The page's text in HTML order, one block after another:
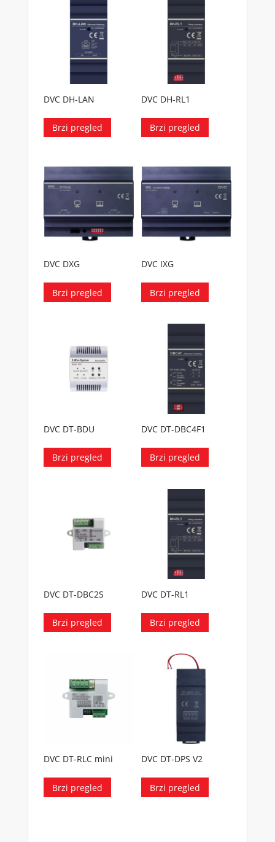
DVC DH-LAN
Brzi pregled
DVC DH-RL1
Brzi pregled
DVC DXG
Brzi pregled
DVC IXG
Brzi pregled
DVC DT-BDU
Brzi pregled
DVC DT-DBC4F1
Brzi pregled
DVC DT-DBC2S
Brzi pregled
DVC DT-RL1
Brzi pregled
DVC DT-RLC mini
Brzi pregled
DVC DT-DPS V2
Brzi pregled